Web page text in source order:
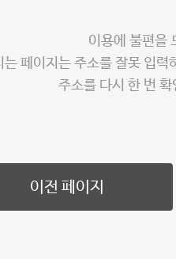
이용에 불편을
는 페이지는 주소를 잘못 입력
주소를 다시 한 번
이전 페이지